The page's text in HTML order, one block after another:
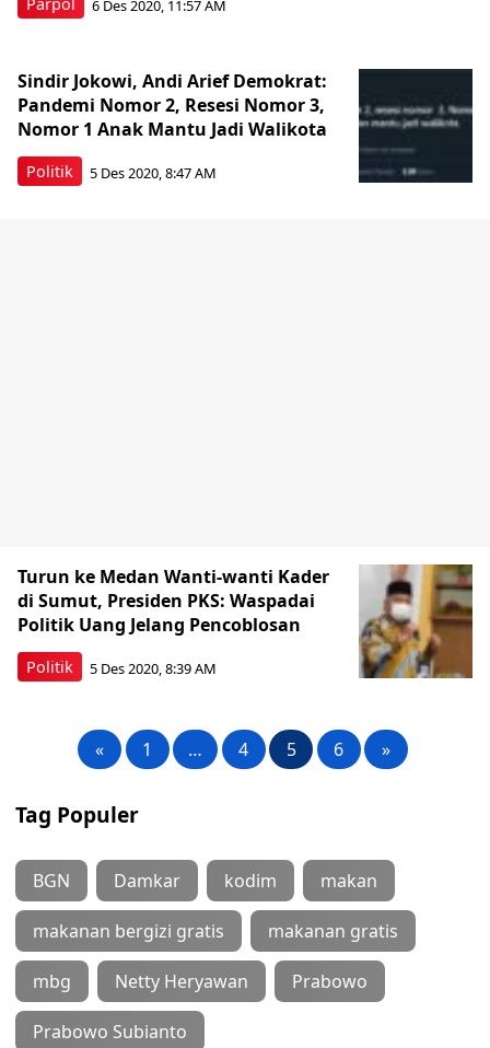
6 Des 2020, 11:57 AM
Politik
Sindir Jokowi, Andi Arief Demokrat:
Pandemi Nomor 2, Resesi Nomor 3,
Nomor 1 Anak Mantu Jadi Walikota
5 Des 2020, 8:47 AM
Politik
Turun ke Medan Wanti-wanti Kader
di Sumut, Presiden PKS: Waspadai
Politik Uang Jelang Pencoblosan
5 Des 2020, 8:39 AM
« 1 … 4 5 6 »
Tag Populer
BGN Damkar kodim makan
makanan bergizi gratis makanan gratis
mbg Netty Heryawan Prabowo
Prabowo Subianto